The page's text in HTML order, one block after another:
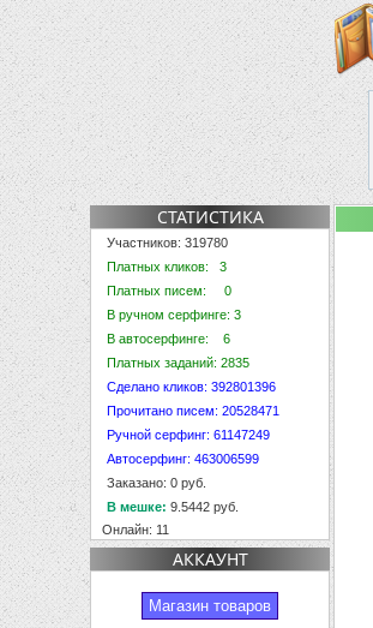
СТАТИСТИКА
Участников: 319780
Платных кликов: 3
Платных писем: 0
В ручном серфинге: 3
В автосерфинге: 6
Платных заданий: 2835
Сделано кликов: 392801396
Прочитано писем: 20528471
Ручной серфинг: 61147249
Автосерфинг: 463006599
Заказано: 0 руб.
В мешке: 9.5442 руб.
Онлайн: 11
АККАУНТ
Магазин товаров